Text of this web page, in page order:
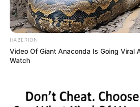
HABERION
Video Of Giant Anaconda Is Going Viral
Watch